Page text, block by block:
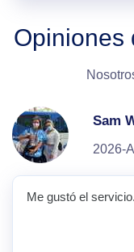
Opiniones
Sam
2026-
Me gustó el